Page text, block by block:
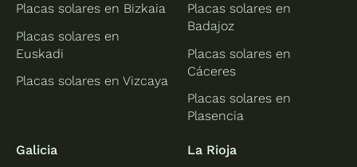
Placas solares en Bizkaia
Placas solares en
Euskadi
Placas solares en Vizcaya
Placas solares en
Badajoz
Placas solares en
Cáceres
Placas solares en
Plasencia
Galicia
La Rioja